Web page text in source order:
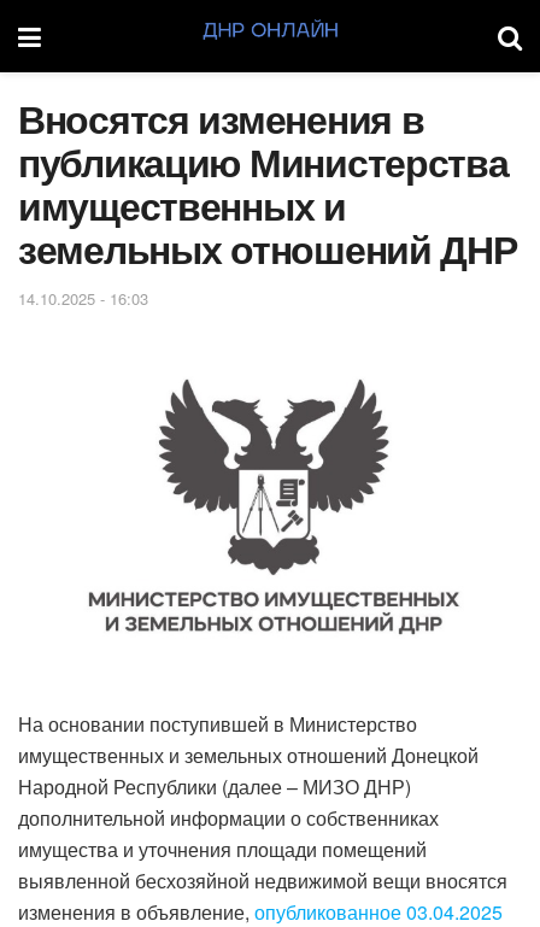
Вносятся изменения в
публикацию Министерства
имущественных и
земельных отношений ДНР
14.10.2025 - 16:03
На основании поступившей в Министерство
имущественных и земельных отношений Донецкой
Народной Республики (далее – МИЗО ДНР)
дополнительной информации о собственниках
имущества и уточнения площади помещений
выявленной бесхозяйной недвижимой вещи вносятся
изменения в объявление, опубликованное 03.04.2025